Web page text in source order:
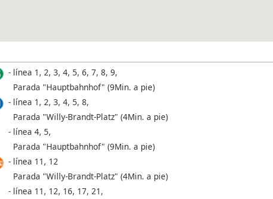
línea 1, 2, 3, 4, 5, 6, 7, 8, 9,
Parada "Hauptbahnhof" (9Min. a pie)
línea 1, 2, 3, 4, 5, 8,
Parada "Willy-Brandt-Platz" (4Min. a pie)
línea 4, 5,
Parada "Hauptbahnhof" (9Min. a pie)
línea 11, 12
Parada "Willy-Brandt-Platz" (4Min. a pie)
línea 11, 12, 16, 17, 21,